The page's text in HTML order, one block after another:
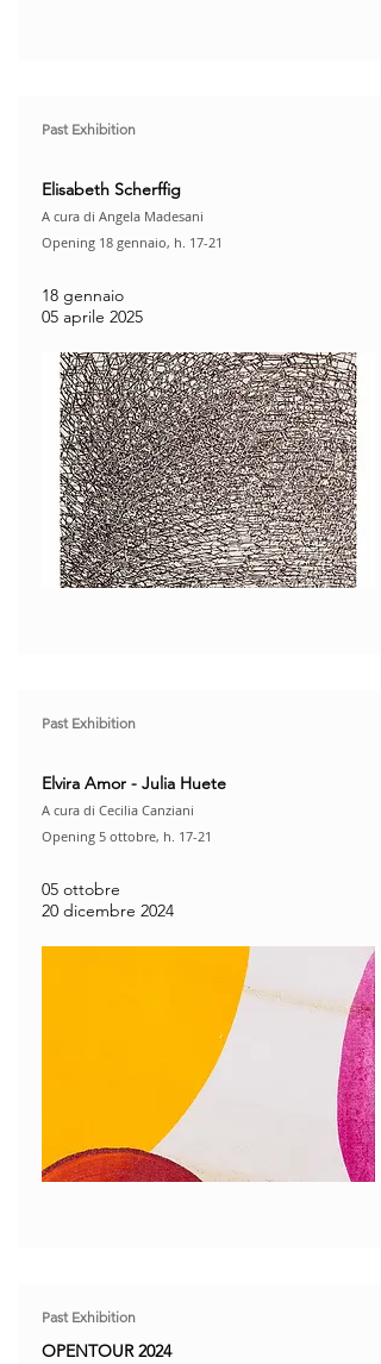
Past Exhibition
Elisabeth Scherffig
A cura di Angela Madesani
Opening 18 gennaio, h. 17-21​
18 gennaio
05 aprile 2025
Past Exhibition
Elvira Amor - Julia Huete
A cura di Cecilia Canziani
Opening 5 ottobre, h. 17-21​
05 ottobre
20 dicembre 2024
Past Exhibition
OPENTOUR 2024